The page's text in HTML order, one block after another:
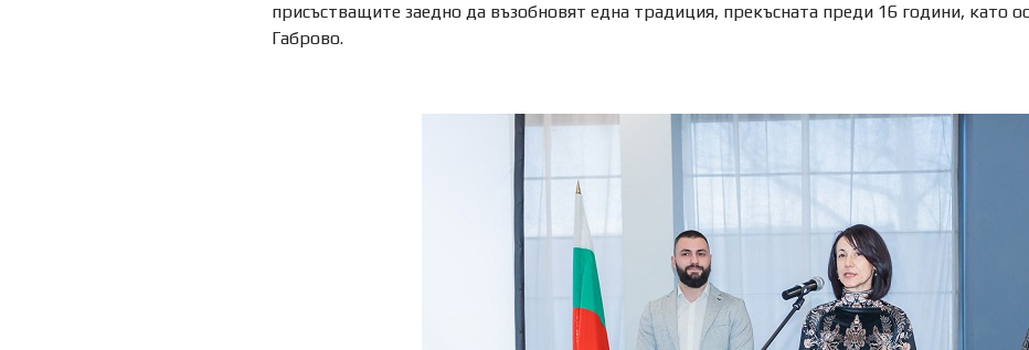
присъстващите заедно да възобновят една традиция, прекъсната преди 16 години, като
Габрово.